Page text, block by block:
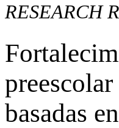
RESEARCH
basadas